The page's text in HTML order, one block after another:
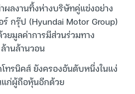
ผลงานทิ้งห่างบริษัทคู่แข่งอย่าง
กรุ๊ป (Hyundai Motor Group)
ยมูลค่าการมีส่วนร่วมทาง
านล้านวอน
ทรนิคส์ ยังครองอันดับหนึ่งในแง่
ก่ผู้ถือหุ้นอีกด้วย